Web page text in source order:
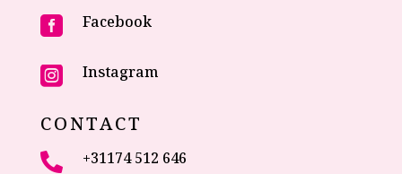
 Facebook
 Instagram
CONTACT
 +31174 512 646